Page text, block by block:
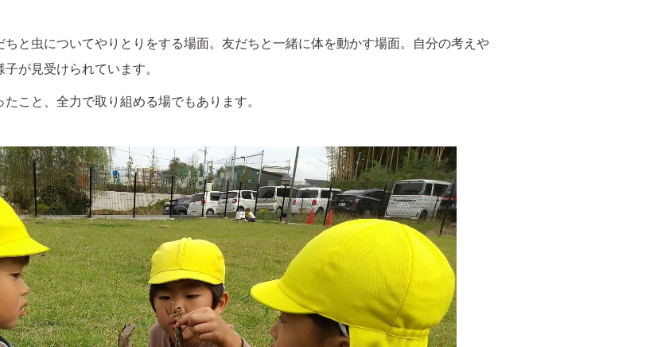
と虫についてやりとりをする場面。友だちと一緒に体を動かす場面。自分の考えや
が見受けられています。
こと、全力で取り組める場でもあります。